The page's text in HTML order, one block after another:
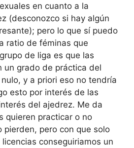
en cuanto a la
(desconozco si hay algún
pero lo que sí puedo
ratio de féminas que
de liga es que las
un grado de práctica del
y a priori eso no tendría
esto por interés de las
del ajedrez. Me da
quieren practicar o no
pierden, pero con que solo
conseguiriamos un